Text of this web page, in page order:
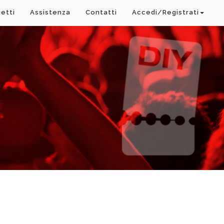
Assistenza Contatti Accedi/Registrati